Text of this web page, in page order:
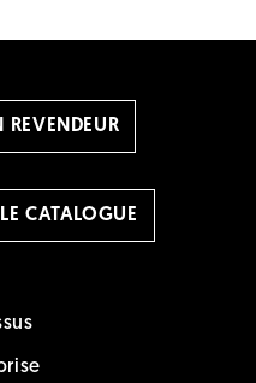
REVENDEUR
LE CATALOGUE